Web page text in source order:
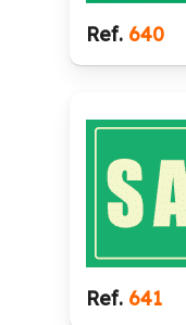
Ref. 640
Ref. 641